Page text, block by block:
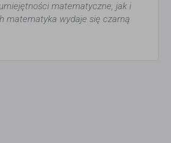
matematyczne, jak i
matematyka wydaje się czarną